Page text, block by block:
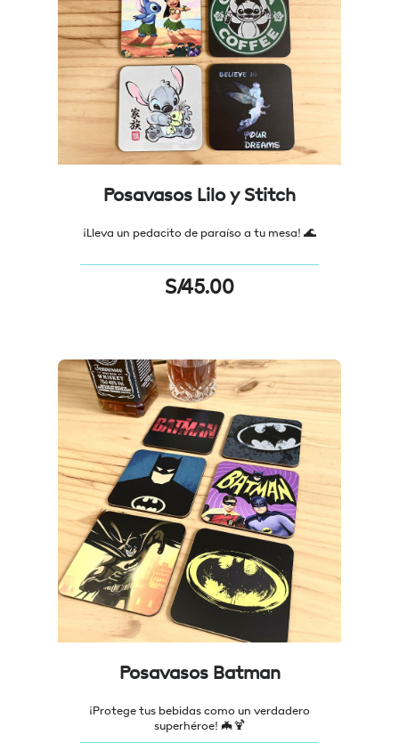
Posavasos Lilo y Stitch
¡Lleva un pedacito de paraíso a tu mesa! 🌊
S/45.00
Posavasos Batman
¡Protege tus bebidas como un verdadero
superhéroe! 🦇🍹